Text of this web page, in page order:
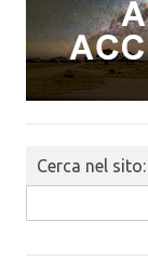
Cerca nel sito:
for: